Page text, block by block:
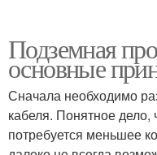
Подземная
основные
Сначала необходимо
кабеля. Понятное дело,
потребуется меньшее